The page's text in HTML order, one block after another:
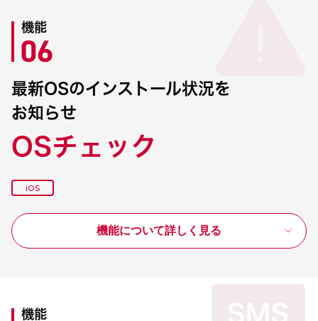
機能
最新OSのインストール状況を
お知らせ
OSチェック
iOS
機能について詳しく見る
機能